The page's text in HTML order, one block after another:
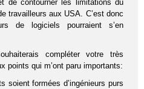
de contourner les limitations du
travailleurs aux USA. C’est donc
de logiciels pourraient s’en
compléter votre très
points qui m’ont paru importants:
soient formées d’ingénieurs purs